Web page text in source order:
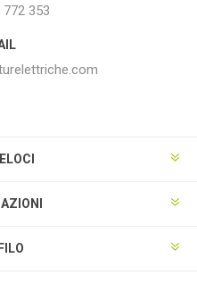
353